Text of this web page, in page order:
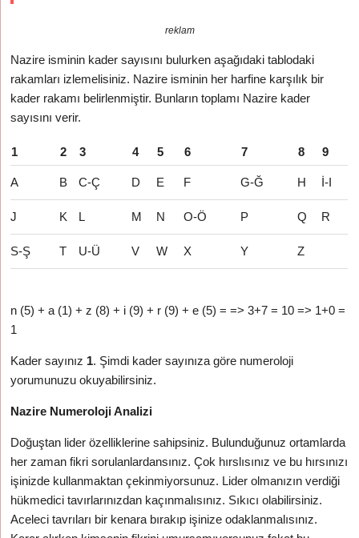
reklam
Nazire isminin kader sayısını bulurken aşağıdaki tablodaki
rakamları izlemelisiniz. Nazire isminin her harfine karşılık bir
kader rakamı belirlenmiştir. Bunların toplamı Nazire kader
sayısını verir.
1 2 3 4 5 6 7 8 9
A B C-Ç D E F G-Ğ H İ-I
J K L M N O-Ö P Q R
S-Ş T U-Ü V W X Y Z
n (5) + a (1) + z (8) + i (9) + r (9) + e (5) = => 3+7 = 10 => 1+0 =
1
Kader sayınız 1. Şimdi kader sayınıza göre numeroloji
yorumunuzu okuyabilirsiniz.
Nazire Numeroloji Analizi
Doğuştan lider özelliklerine sahipsiniz. Bulunduğunuz ortamlarda
her zaman fikri sorulanlardansınız. Çok hırslısınız ve bu hırsınızı
işinizde kullanmaktan çekinmiyorsunuz. Lider olmanızın verdiği
hükmedici tavırlarınızdan kaçınmalısınız. Sıkıcı olabilirsiniz.
Aceleci tavrıları bir kenara bırakıp işinize odaklanmalısınız.